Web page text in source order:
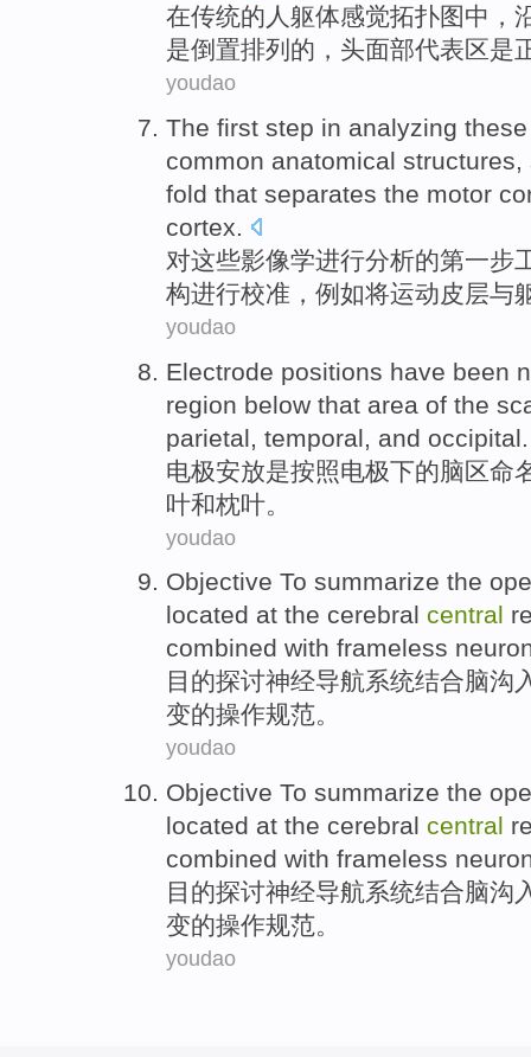
在传统的 人 躯体感觉拓扑图中，
是倒置排列 的 ，头面部代表区是
youdao
The first step in analyzing these
common anatomical structures,
fold that separates the motor
cortex.
对这些影像学进行分析的第一步
构进行校准 ， 例如将运动皮层与
youdao
Electrode positions have been
region below that area of the
parietal temporal and occipital
电极安放是按照电极下的 脑区命
叶和枕叶。
youdao
Objective To summarize the
located at the cerebral central
combined with frameless
目的探讨神经导航系统结合脑沟
变的操作规范。
youdao
Objective To summarize the
located at the cerebral central
combined with frameless
目的探讨神经导航系统结合脑沟
变的操作规范。
youdao